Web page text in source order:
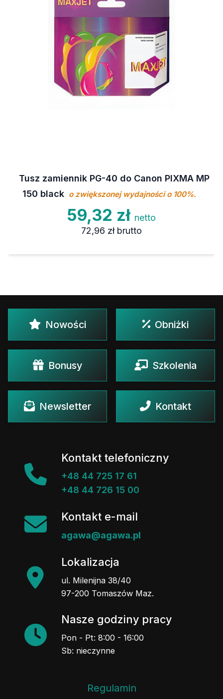
Tusz zamiennik PG-40 do Canon PIXMA MP
150 black o zwiększonej wydajności o 100%.
59,32 zł netto
72,96 zł brutto
Nowości Obniżki
Bonusy Szkolenia
Newsletter Kontakt
Kontakt telefoniczny
+48 44 725 17 61
+48 44 726 15 00
Kontakt e-mail
agawa@agawa.pl
Lokalizacja
ul. Milenijna 38/40
97-200 Tomaszów Maz.
Nasze godziny pracy
Pon - Pt: 8:00 - 16:00
Sb: nieczynne
Regulamin